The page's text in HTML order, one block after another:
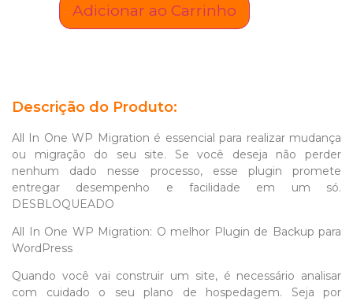
Adicionar ao Carrinho
Descrição do Produto:
All In One WP Migration é essencial para realizar mudança
ou migração do seu site. Se você deseja não perder
nenhum dado nesse processo, esse plugin promete
entregar desempenho e facilidade em um só.
DESBLOQUEADO
All In One WP Migration: O melhor Plugin de Backup para
WordPress
Quando você vai construir um site, é necessário analisar
com cuidado o seu plano de hospedagem. Seja por